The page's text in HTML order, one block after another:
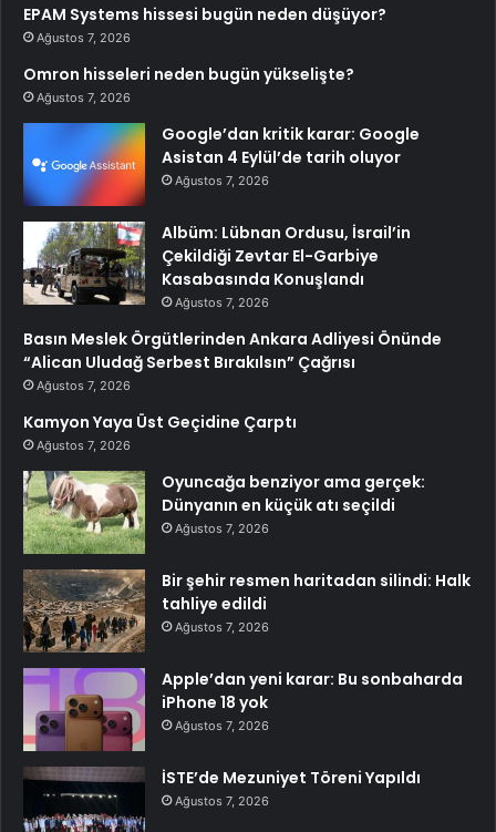
EPAM Systems hissesi bugün neden düşüyor?
Ağustos 7, 2026
Omron hisseleri neden bugün yükselişte?
Ağustos 7, 2026
Google’dan kritik karar: Google
Asistan 4 Eylül’de tarih oluyor
Ağustos 7, 2026
Albüm: Lübnan Ordusu, İsrail’in
Çekildiği Zevtar El-Garbiye
Kasabasında Konuşlandı
Ağustos 7, 2026
Basın Meslek Örgütlerinden Ankara Adliyesi Önünde
“Alican Uludağ Serbest Bırakılsın” Çağrısı
Ağustos 7, 2026
Kamyon Yaya Üst Geçidine Çarptı
Ağustos 7, 2026
Oyuncağa benziyor ama gerçek:
Dünyanın en küçük atı seçildi
Ağustos 7, 2026
Bir şehir resmen haritadan silindi: Halk
tahliye edildi
Ağustos 7, 2026
Apple’dan yeni karar: Bu sonbaharda
iPhone 18 yok
Ağustos 7, 2026
İSTE’de Mezuniyet Töreni Yapıldı
Ağustos 7, 2026